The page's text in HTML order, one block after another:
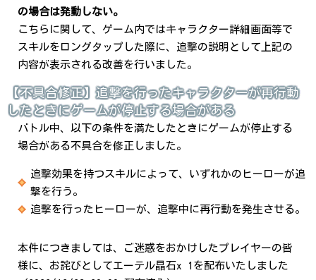
の場合は発動しない。
こちらに関して、ゲーム内ではキャラクター詳細画面等で
スキルをロングタップした際に、追撃の説明として上記の
内容が表示される改善を行いました。
【不具合修正】追撃を行ったキャラクターが再行動
したときにゲームが停止する場合がある
バトル中、以下の条件を満たしたときにゲームが停止する
場合がある不具合を修正しました。
追撃効果を持つスキルによって、いずれかのヒーローが追
撃を行う。
追撃を行ったヒーローが、追撃中に再行動を発生させる。
本件につきましては、ご迷惑をおかけしたプレイヤーの皆
様に、お詫びとしてエーテル晶石x 1を配布いたしました